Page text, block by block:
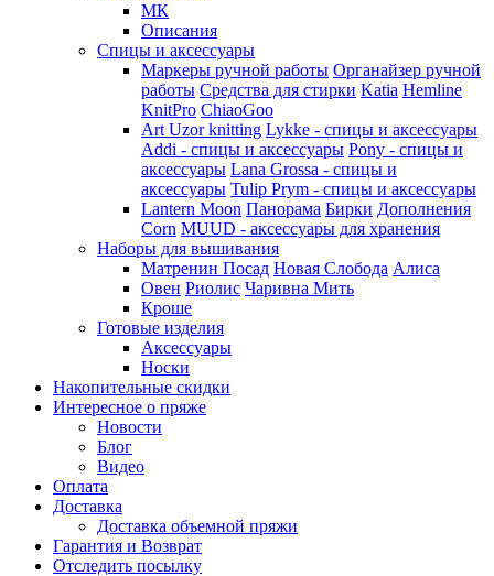
МК
Описания
Спицы и аксессуары
Маркеры ручной работы Органайзер ручной
работы Средства для стирки Katia Hemline
KnitPro ChiaoGoo
Art Uzor knitting Lykke - спицы и аксессуары
Addi - спицы и аксессуары Pony - спицы и
аксессуары Lana Grossa - спицы и
аксессуары Tulip Prym - спицы и аксессуары
Lantern Moon Панорама Бирки Дополнения
Corn MUUD - аксессуары для хранения
Наборы для вышивания
Матренин Посад Новая Слобода Алиса
Овен Риолис Чаривна Мить
Кроше
Готовые изделия
Аксессуары
Носки
Накопительные скидки
Интересное о пряже
Новости
Блог
Видео
Оплата
Доставка
Доставка объемной пряжи
Гарантия и Возврат
Отследить посылку